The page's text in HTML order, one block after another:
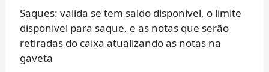
Saques: valida se tem saldo disponivel, o limite
disponivel para saque, e as notas que serão
retiradas do caixa atualizando as notas na
gaveta